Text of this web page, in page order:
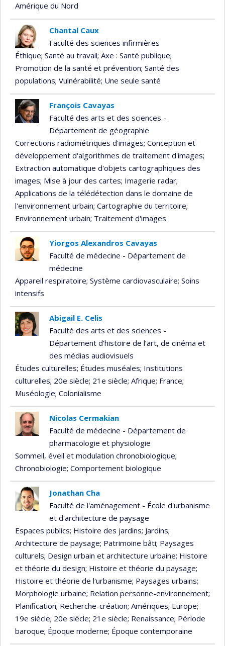
Amérique du Nord
Chantal Caux
Faculté des sciences infirmières
Éthique; Santé au travail; Axe : Santé publique;
Promotion de la santé et prévention; Santé des
populations; Vulnérabilité; Une seule santé
François Cavayas
Faculté des arts et des sciences -
Département de géographie
Corrections radiométriques d'images; Conception et
développement d'algorithmes de traitement d'images;
Extraction automatique d'objets cartographiques des
images; Mise à jour des cartes; Imagerie radar;
Applications de la télédétection dans le domaine de
l'environnement urbain; Cartographie du territoire;
Environnement urbain; Traitement d'images
Yiorgos Alexandros Cavayas
Faculté de médecine - Département de
médecine
Appareil respiratoire; Système cardiovasculaire; Soins
intensifs
Abigail E. Celis
Faculté des arts et des sciences -
Département d’histoire de l’art, de cinéma et
des médias audiovisuels
Études culturelles; Études muséales; Institutions
culturelles; 20e siècle; 21e siècle; Afrique; France;
Muséologie; Colonialisme
Nicolas Cermakian
Faculté de médecine - Département de
pharmacologie et physiologie
Sommeil, éveil et modulation chronobiologique;
Chronobiologie; Comportement biologique
Jonathan Cha
Faculté de l'aménagement - École d'urbanisme
et d'architecture de paysage
Espaces publics; Histoire des jardins; Jardins;
Architecture de paysage; Patrimoine bâti; Paysages
culturels; Design urbain et architecture urbaine; Histoire
et théorie du design; Histoire et théorie du paysage;
Histoire et théorie de l'urbanisme; Paysages urbains;
Morphologie urbaine; Relation personne-environnement;
Planification; Recherche-création; Amériques; Europe;
19e siècle; 20e siècle; 21e siècle; Renaissance; Période
baroque; Époque moderne; Époque contemporaine